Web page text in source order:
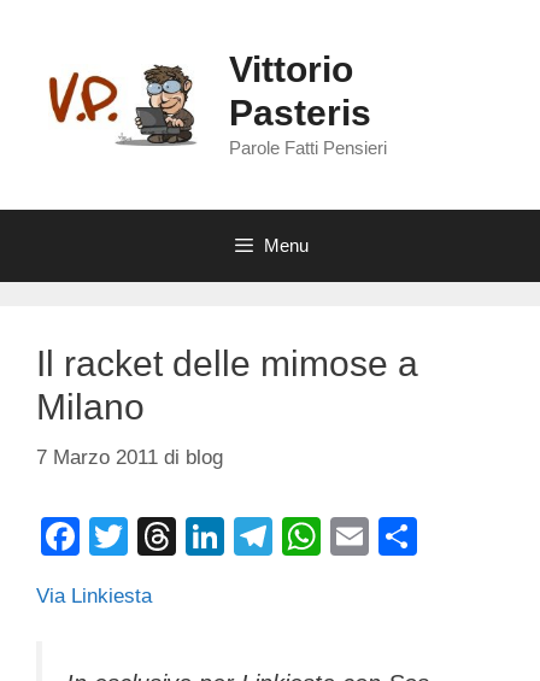
contenuto
Vittorio
Pasteris
Parole Fatti Pensieri
Menu
Il racket delle mimose a
Milano
7 Marzo 2011 di blog
F
c
T
tt
T
Li
T
W E
Via Linkiesta